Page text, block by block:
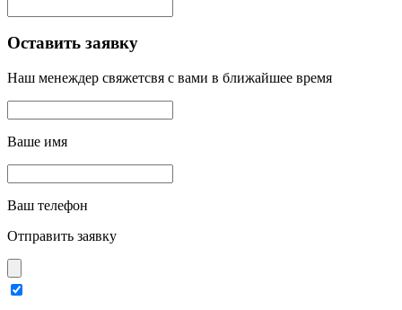
Оставить заявку
Наш менеждер свяжетсвя с вами в ближайшее время
Ваше имя
Ваш телефон
Отправить заявку